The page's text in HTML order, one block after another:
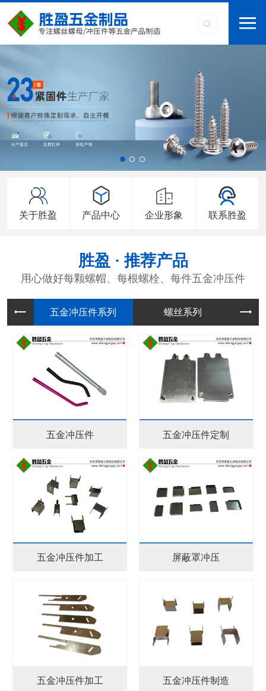
关于胜盈 产品中心 企业形象 联系胜盈
胜盈 · 推荐产品
用心做好每颗螺帽、每根螺栓、每件五金冲压件
五金冲压 螺丝系列
五金冲压件 五金冲压件定制
五金冲压件加工 屏蔽罩冲压
五金冲压件加工 五金冲压件制造